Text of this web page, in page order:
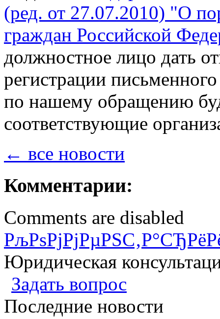
(ред. от 27.07.2010) "О
граждан Российской
должностное лицо дать
регистрации
по нашему обращению
соответствующие
← все новости
Комментарии:
Comments are disabled
Юридическая
Задать вопрос
Последние новости